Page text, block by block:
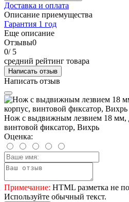
Доставка и оплата
Описание приемущества
Гарантия 1 год
Еще описание
Отзывы0
0/ 5
средний рейтинг товара
Написать отзыв
Написать отзыв
Нож с выдвижным лезвием 18 мм,
винтовой фиксатор, Вихрь
Оценка:
Примечание: HTML разметка не
Используйте обычный текст.